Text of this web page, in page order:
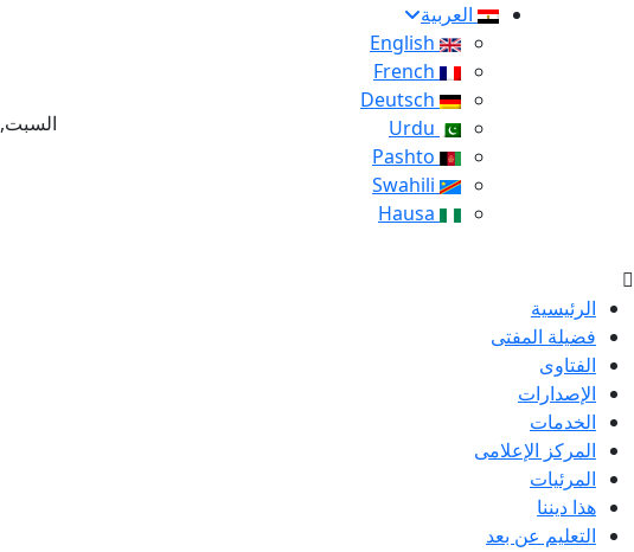
العربية
السبت, 08 أغسطس 2026 – 25 صفر 1448 هـ
الرئيسية
فضيلة المفتى
الفتاوى
الإصدارات
الخدمات
المركز الإعلامى
المرئيات
هذا ديننا
التعليم عن بعد